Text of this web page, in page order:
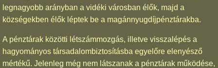
legnagyobb arányban a vidéki városban élők, majd a
községekben élők léptek be a magánnyugdíjpénztárakba.
A pénztárak közötti létszámmozgás, illetve visszalépés a
hagyományos társadalombiztosításba egyelőre elenyésző
mértékű. Jelenleg még nem látszanak a pénztárak működése,